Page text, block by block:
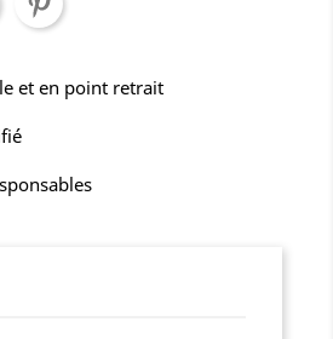
et en point retrait